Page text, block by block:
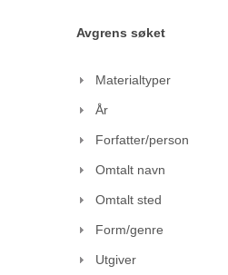
Avgrens søket
Materialtyper
År
Forfatter/person
Omtalt navn
Omtalt sted
Form/genre
Utgiver